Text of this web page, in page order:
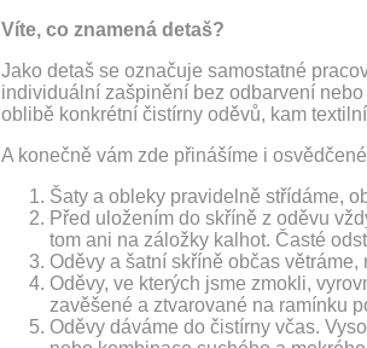
Víte, co znamená detaš?
Jako detaš se označuje samostatné
individuální zašpinění bez odbarvení
oblibě konkrétní čistírny oděvů, kam
A konečně vám zde přinášíme i
Šaty a obleky pravidelně střídáme,
Před uložením do skříně z oděvu
tom ani na záložky kalhot. Časté
Oděvy a šatní skříně občas
Oděvy, ve kterých jsme zmokli,
zavěšené a ztvarované na ramínku
Oděvy dáváme do čistírny včas.